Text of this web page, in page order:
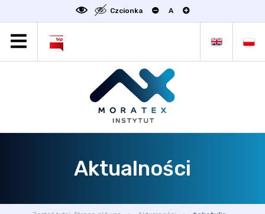
Czcionka A
OGŁOSZENIAAktualności